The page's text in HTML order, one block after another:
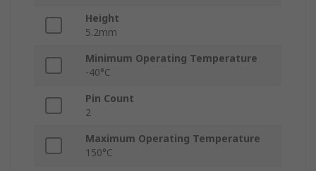
Height
5.2mm
Minimum Operating Temperature
-40°C
Pin Count
2
Maximum Operating Temperature
150°C